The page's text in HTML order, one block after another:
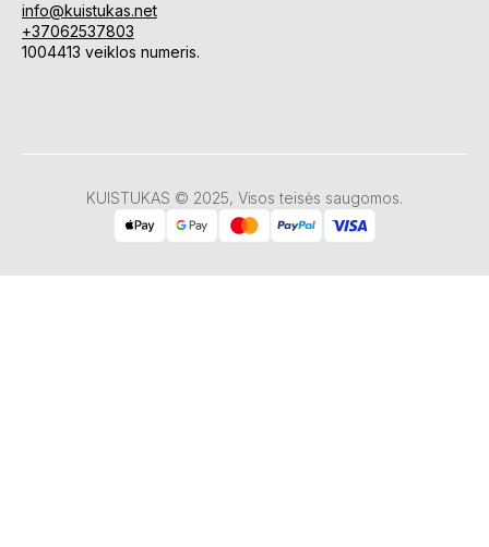
info@kuistukas.net
+37062537803
1004413 veiklos numeris.
KUISTUKAS © 2025, Visos teisės saugomos.